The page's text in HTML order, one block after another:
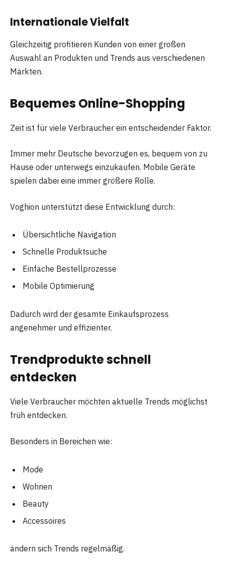
Internationale Vielfalt
Gleichzeitig profitieren Kunden von einer großen
Auswahl an Produkten und Trends aus verschiedenen
Märkten.
Bequemes Online-Shopping
Zeit ist für viele Verbraucher ein entscheidender Faktor.
Immer mehr Deutsche bevorzugen es, bequem von zu
Hause oder unterwegs einzukaufen. Mobile Geräte
spielen dabei eine immer größere Rolle.
Voghion unterstützt diese Entwicklung durch:
Übersichtliche Navigation
Schnelle Produktsuche
Einfache Bestellprozesse
Mobile Optimierung
Dadurch wird der gesamte Einkaufsprozess
angenehmer und effizienter.
Trendprodukte schnell
entdecken
Viele Verbraucher möchten aktuelle Trends möglichst
früh entdecken.
Besonders in Bereichen wie:
Mode
Wohnen
Beauty
Accessoires
ändern sich Trends regelmäßig.